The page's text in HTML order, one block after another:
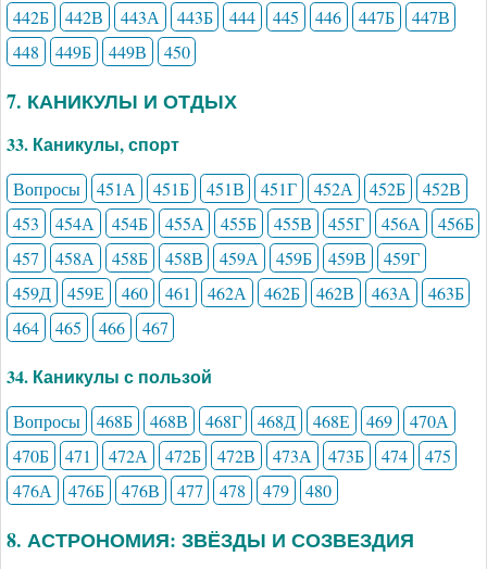
442Б 442В 443А 443Б 444 445 446 447Б
447В
448
449Б 449В 450
7. КАНИКУЛЫ И ОТДЫХ
33. Каникулы, спорт
Вопросы 451А 451Б 451В 451Г 452А 452Б
452В
453
454А 454Б 455А 455Б 455В 455Г 456А
456Б
457
458А 458Б 458В 459А 459Б 459В
459Г
459Д
459Е 460 461 462А 462Б 462В 463А
463Б
464
465 466 467
34. Каникулы с пользой
Вопросы 468Б 468В 468Г 468Д 468Е 469
470А
470Б
471 472А 472Б 472В 473А 473Б 474
475
476А
476Б 476В 477 478 479 480
8. АСТРОНОМИЯ: ЗВЁЗДЫ И СОЗВЕЗДИЯ